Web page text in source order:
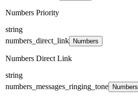
Numbers Priority
string
numbers_direct_link
Numbers
Numbers Direct Link
string
numbers_messages_ringing_tone
Numbers